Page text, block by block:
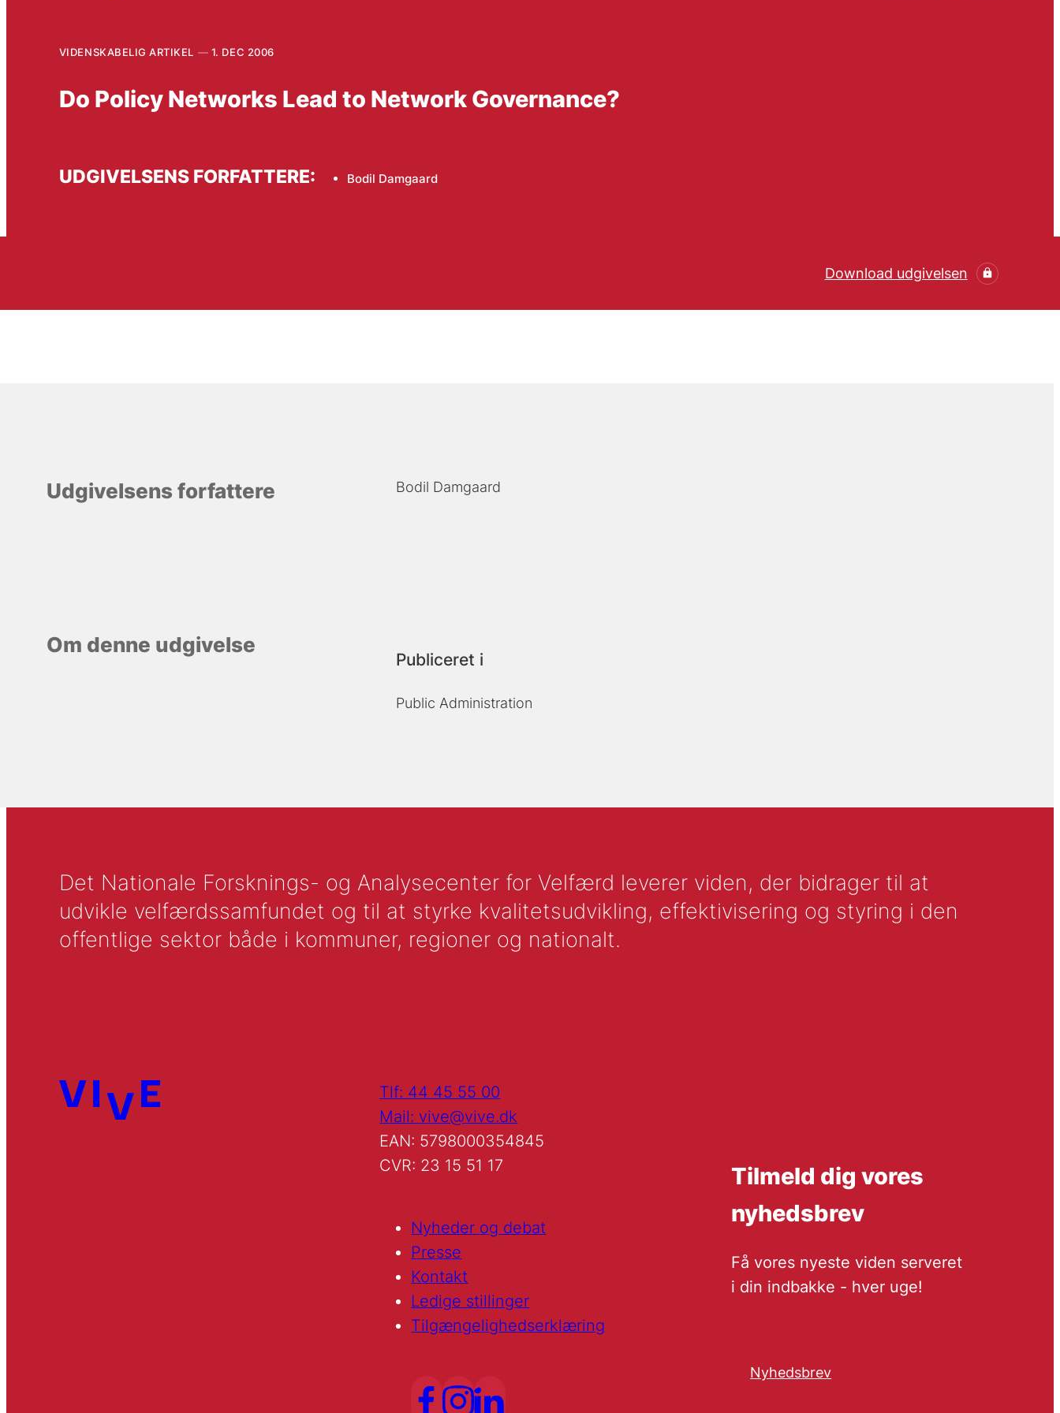
VIDENSKABELIG ARTIKEL 1. DEC 2006
Do Policy Networks Lead to Network Governance?
UDGIVELSENS FORFATTERE: Bodil Damgaard
Download udgivelsen
Udgivelsens forfattere Bodil Damgaard
Om denne udgivelse
Publiceret i
Public Administration
Det Nationale Forsknings- og Analysecenter for Velfærd leverer viden, der bidrager til at
udvikle velfærdssamfundet og til at styrke kvalitetsudvikling, effektivisering og styring i den
offentlige sektor både i kommuner, regioner og nationalt.
Tlf: 44 45 55 00
Mail: vive@vive.dk
EAN: 5798000354845
CVR: 23 15 51 17
Nyheder og debat
Presse
Kontakt
Ledige stillinger
Tilgængelighedserklæring
Tilmeld dig vores
nyhedsbrev
Få vores nyeste viden serveret
i din indbakke - hver uge!
Nyhedsbrev